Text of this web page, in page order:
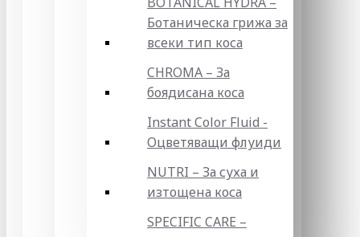
Ботаническа грижа за
всеки тип коса
CHROMA – За
боядисана коса
Instant Color Fluid -
Оцветяващи флуиди
NUTRI – За суха и
изтощена коса
SPECIFIC CARE –